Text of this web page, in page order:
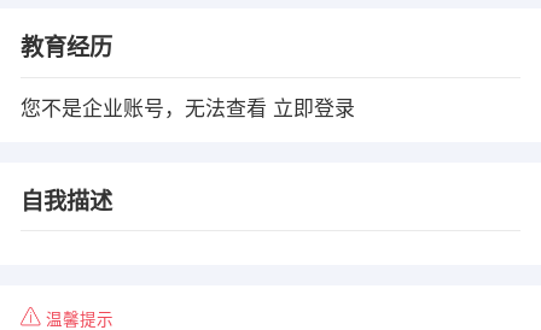
教育经历
您不是企业账号，无法查看 立即登录
自我描述
温馨提示